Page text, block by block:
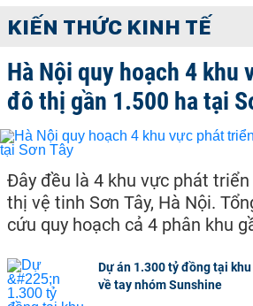
KIẾN THỨC KINH TẾ
Hà Nội quy hoạch 4 khu
đô thị gần 1.500 ha tại
Đây đều là 4 khu vực phát
thị vệ tinh Sơn Tây, Hà Nội.
cứu quy hoạch cả 4 phân khu
Dự án 1.300 tỷ đồng tại
về tay nhóm Sunshine